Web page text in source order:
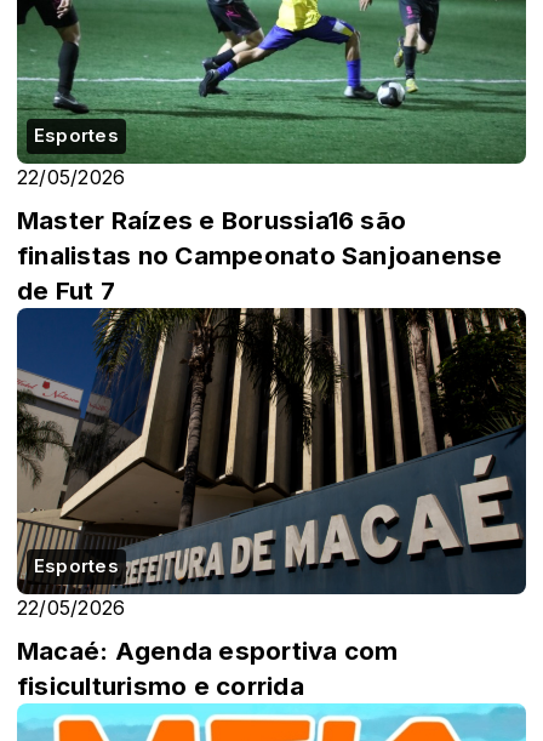
Esportes
22/05/2026
Master Raízes e Borussia16 são
finalistas no Campeonato Sanjoanense
de Fut 7
Esportes
22/05/2026
Macaé: Agenda esportiva com
fisiculturismo e corrida